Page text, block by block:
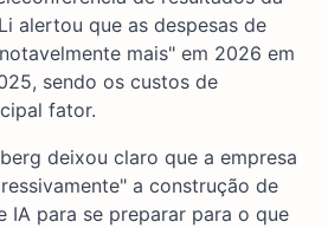
alertou que as despesas de
mais" em 2026 em
sendo os custos de
fator.
deixou claro que a empresa
a construção de
IA para se preparar para o que